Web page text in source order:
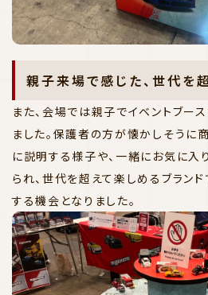
親子来場で感じた、世代を
また、会場では親子でイベントブー
ました。保護者の方が懐かしそうに
に説明する様子や、一緒にお気に
られ、世代を超えて楽しめるブラン
する機会となりました。